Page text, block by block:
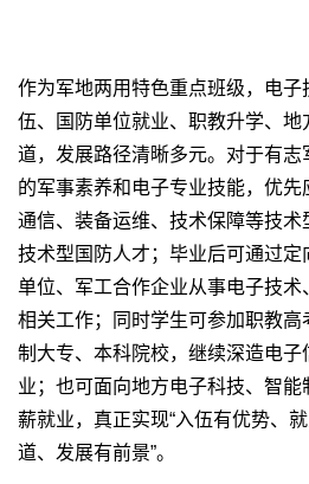
作为军地两用特色重点班级，电子
伍、国防单位就业、职教升学、地
道，发展路径清晰多元。对于有
的军事素养和电子专业技能，优
通信、装备运维、技术保障等技
技术型国防人才；毕业后可通过
单位、军工合作企业从事电子技
相关工作；同时学生可参加职教高
制大专、本科院校，继续深造电
业；也可面向地方电子科技、智
薪就业，真正实现“入伍有优势、
道、发展有前景”。